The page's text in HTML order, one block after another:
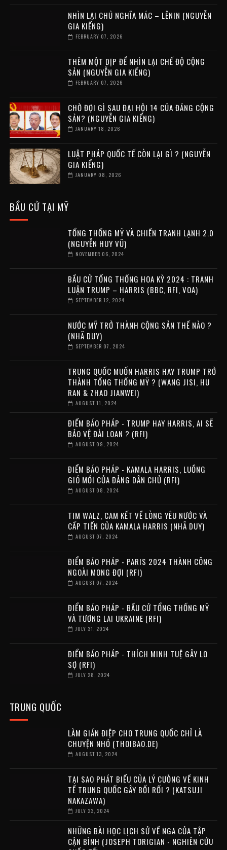
NHÌN LẠI CHỦ NGHĨA MÁC – LÊNIN (NGUYỄN
GIA KIỂNG)
FEBRUARY 07, 2026
THÊM MỘT DỊP ĐỂ NHÌN LẠI CHẾ ĐỘ CỘNG
SẢN (NGUYỄN GIA KIỂNG)
FEBRUARY 07, 2026
CHỜ ĐỢI GÌ SAU ĐẠI HỘI 14 CỦA ĐẢNG CỘNG
SẢN? (NGUYỄN GIA KIỂNG)
JANUARY 18, 2026
LUẬT PHÁP QUỐC TẾ CÒN LẠI GÌ ? (NGUYỄN
GIA KIỂNG)
JANUARY 08, 2026
BẦU CỬ TẠI MỸ
TỔNG THỐNG MỸ VÀ CHIẾN TRANH LẠNH 2.0
(NGUYỄN HUY VŨ)
NOVEMBER 06, 2024
BẦU CỬ TỔNG THỐNG HOA KỲ 2024 : TRANH
LUẬN TRUMP – HARRIS (BBC, RFI, VOA)
SEPTEMBER 12, 2024
NƯỚC MỸ TRỞ THÀNH CỘNG SẢN THẾ NÀO ?
(NHÃ DUY)
SEPTEMBER 07, 2024
TRUNG QUỐC MUỐN HARRIS HAY TRUMP TRỞ
THÀNH TỔNG THỐNG MỸ ? (WANG JISI, HU
RAN & ZHAO JIANWEI)
AUGUST 11, 2024
ĐIỂM BÁO PHÁP - TRUMP HAY HARRIS, AI SẼ
BẢO VỆ ĐÀI LOAN ? (RFI)
AUGUST 09, 2024
ĐIỂM BÁO PHÁP - KAMALA HARRIS, LUỒNG
GIÓ MỚI CỦA ĐẢNG DÂN CHỦ (RFI)
AUGUST 08, 2024
TIM WALZ, CAM KẾT VỀ LÒNG YÊU NƯỚC VÀ
CẤP TIẾN CỦA KAMALA HARRIS (NHÃ DUY)
AUGUST 07, 2024
ĐIỂM BÁO PHÁP - PARIS 2024 THÀNH CÔNG
NGOÀI MONG ĐỢI (RFI)
AUGUST 07, 2024
ĐIỂM BÁO PHÁP - BẦU CỬ TỔNG THỐNG MỸ
VÀ TƯƠNG LAI UKRAINE (RFI)
JULY 31, 2024
ĐIỂM BÁO PHÁP - THÍCH MINH TUỆ GÂY LO
SỢ (RFI)
JULY 28, 2024
TRUNG QUỐC
LÀM GIÁN ĐIỆP CHO TRUNG QUỐC CHỈ LÀ
CHUYỆN NHỎ (THOIBAO.DE)
AUGUST 13, 2024
TẠI SAO PHÁT BIỂU CỦA LÝ CƯỜNG VỀ KINH
TẾ TRUNG QUỐC GÂY BỐI RỐI ? (KATSUJI
NAKAZAWA)
JULY 23, 2024
NHỮNG BÀI HỌC LỊCH SỬ VỀ NGA CỦA TẬP
CẬN BÌNH (JOSEPH TORIGIAN - NGHIÊN CỨU